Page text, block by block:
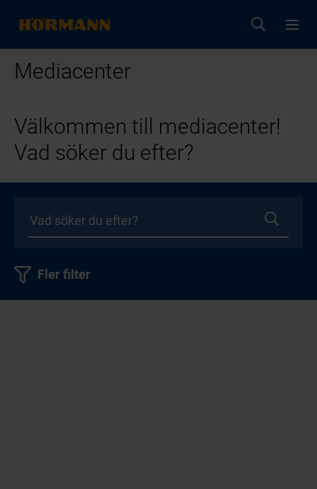
Mediacenter
Välkommen till mediacenter!
Vad söker du efter?
Fler filter